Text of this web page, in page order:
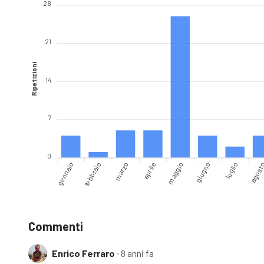
28
21
14
7
0
Ripetizioni
gennaio febbraio marzo aprile maggio giugno luglio agosto
Commenti
Enrico Ferraro ∙ 8 anni fa